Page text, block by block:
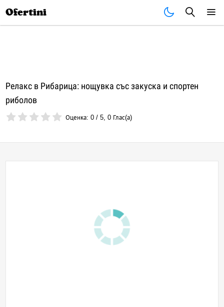
Ofertini
Релакс в Рибарица: нощувка със закуска и спортен
риболов
Оценка:0 /5,0 Глас(а)